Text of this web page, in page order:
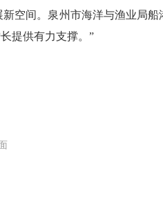
间。泉州市海洋与渔业局船
提供有力支撑。”